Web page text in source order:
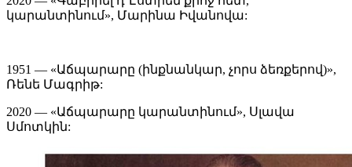
կարանտինում», Մարինա Իվանովա:
1951 — «Աճպարարը (ինքնանկար, չորս ձեռքերով)»,
Ռենե Մագրիթ:
2020 — «Աճպարարը կարանտինում», Սլավա
Սմոտկին: